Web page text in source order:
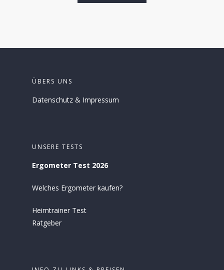
ÜBERS UNS
Datenschutz & Impressum
UNSERE TESTS
Ergometer Test 2026
Welches Ergometer kaufen?
Heimtrainer Test
Ratgeber